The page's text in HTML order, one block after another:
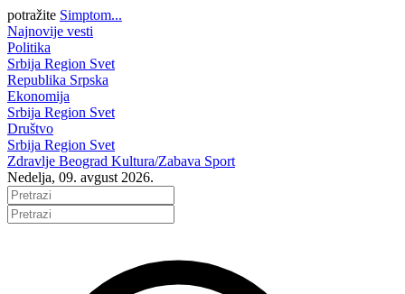
potražite Simptom...
Najnovije vesti
Politika
Srbija Region Svet
Republika Srpska
Ekonomija
Srbija Region Svet
Društvo
Srbija Region Svet
Zdravlje Beograd Kultura/Zabava Sport
Nedelja, 09. avgust 2026.